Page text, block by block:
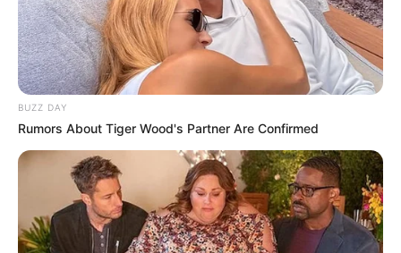
BUZZ DAY
Rumors About Tiger Wood's Partner Are Confirmed